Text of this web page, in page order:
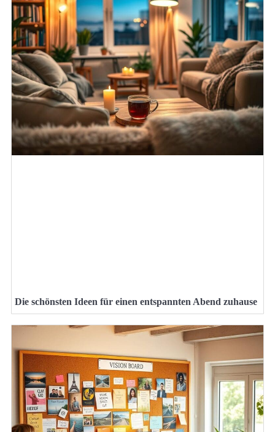
Die schönsten Ideen für einen entspannten Abend zuhause